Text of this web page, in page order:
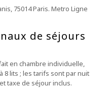
75014 Paris. Metro Ligne
de séjours
en chambre individuelle,
8 lits ; les tarifs sont par nuit
taxe de séjour inclus.